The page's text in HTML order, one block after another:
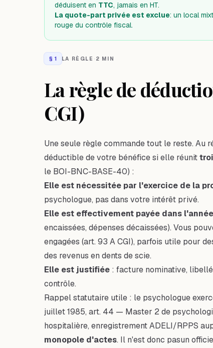
déduisent en TTC, jamais en HT.
La quote-part privée est exclue: un local
rouge du contrôle fiscal.
§ 1 LA RÈGLE · 2 MIN
La règle de
CGI)
Une seule règle commande tout le reste. Au
déductible de votre bénéfice si elle réunit
le BOI-BNC-BASE-40) :
Elle est nécessitée par l'exercice de la
psychologue, pas dans votre intérêt privé.
Elle est effectivement payée dans l'année
encaissées, dépenses décaissées). Vous
engagées (art. 93 A CGI), parfois utile pour
des revenus en dents de scie.
Elle est justifiée : facture nominative,
contrôle.
Rappel statutaire utile : le psychologue
juillet 1985, art. 44 — Master 2 de
hospitalière, enregistrement ADELI/RPPS
monopole d'actes. Il n'est donc pasun